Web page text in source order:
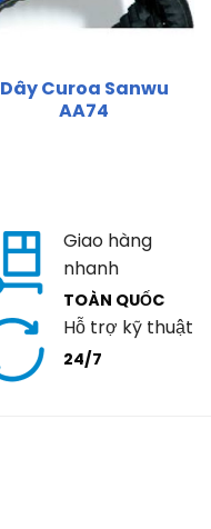
Dây Curoa Sanwu
AA74
Giao hàng
nhanh
TOÀN QUỐC
Hỗ trợ kỹ thuật
24/7